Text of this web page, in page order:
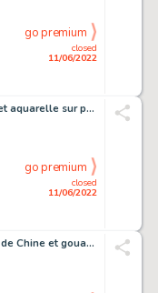
closed
11/06/2022
go premium
CAVALIER INDIEN. Crayon et aquarelle sur papier. Signé. Collaborateur...
closed
11/06/2022
go premium
DINGO A LA LOUPE. Encre de Chine et gouache sur papier....